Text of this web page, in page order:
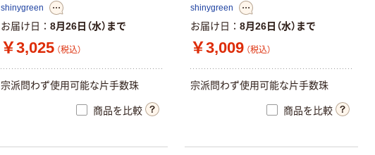
shinygreen
お届け日 8月26日（水）まで
￥3,025 （税込）
宗派問わず使用可能な片手数珠
商品を比較
shinygreen
お届け日 8月26日（水）まで
￥3,009 （税込）
宗派問わず使用可能な片手数珠
商品を比較